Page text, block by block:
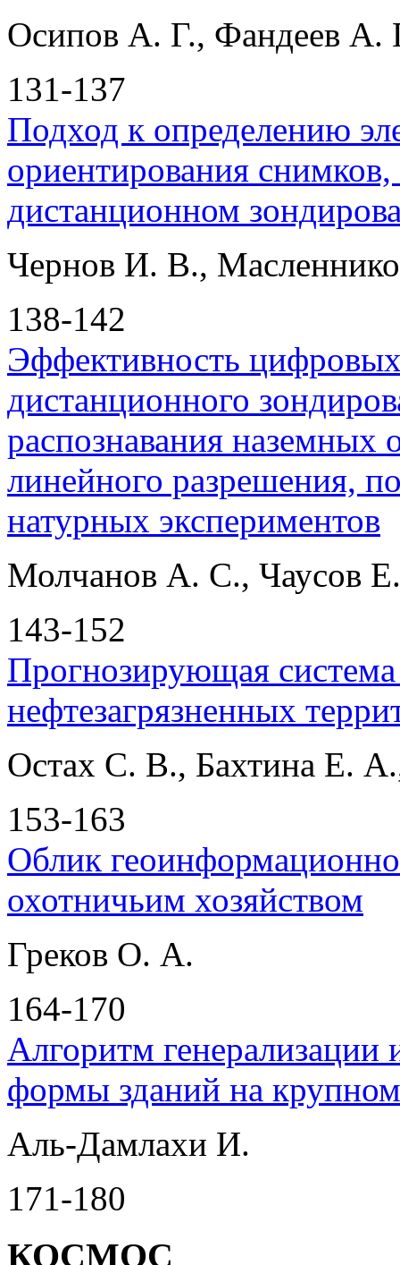
Осипов А. Г., Фандеев
131-137
Подход к определению
ориентирования
дистанционном
Чернов И. В.,
138-142
Эффективность
дистанционного
распознавания наземных
линейного разрешения,
натурных экспериментов
Молчанов А. С., Чаусов
143-152
Прогнозирующая
нефтезагрязненных
Остах С. В., Бахтина Е.
153-163
Облик
охотничьим хозяйством
Греков О. А.
164-170
Алгоритм
формы зданий на
Аль-Дамлахи И.
171-180
КОСМОС